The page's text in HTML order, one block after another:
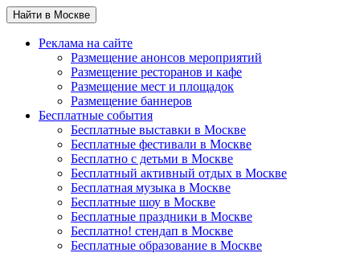
Найти в Москве
Реклама на сайте
Размещение анонсов мероприятий
Размещение ресторанов и кафе
Размещение мест и площадок
Размещение баннеров
Бесплатные события
Бесплатные выставки в Москве
Бесплатные фестивали в Москве
Бесплатно с детьми в Москве
Бесплатный активный отдых в Москве
Бесплатная музыка в Москве
Бесплатные шоу в Москве
Бесплатные праздники в Москве
Бесплатно! стендап в Москве
Бесплатные образование в Москве